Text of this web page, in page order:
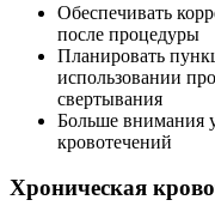
Обеспечивать
после процедуры
Планировать
использовании
свертывания
Больше внимания
кровотечений
Хроническая